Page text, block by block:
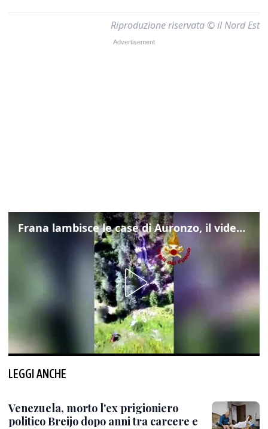
Riproduzione riservata © il Nord Est
Frana lambisce le case di Auronzo, il video dall'elicottero dei vigili del fuoco
LEGGI ANCHE
Venezuela, morto l'ex prigioniero
politico Breijo dopo anni tra carcere e